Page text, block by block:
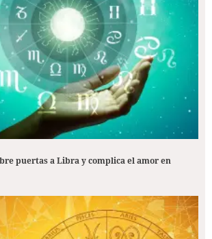
puertas a Libra y complica el amor en